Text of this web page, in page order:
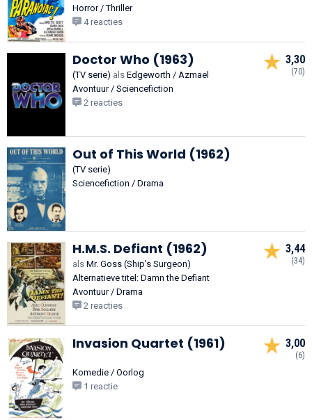
Horror / Thriller
4 reacties
Doctor Who (1963)
(TV serie) als Edgeworth / Azmael
Avontuur / Sciencefiction
2 reacties
3,30
(70)
Out of This World (1962)
(TV serie)
Sciencefiction / Drama
H.M.S. Defiant (1962)
als Mr. Goss (Ship's Surgeon)
Alternatieve titel: Damn the Defiant
Avontuur / Drama
2 reacties
3,44
(34)
Invasion Quartet (1961)
Komedie / Oorlog
1 reactie
3,00
(6)